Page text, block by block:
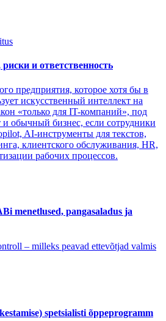
и ответственность
предприятия, которое хотя бы в
искусственный интеллект на
«только для IT-компаний», под
обычный бизнес, если сотрудники
AI-инструменты для текстов,
клиентского обслуживания, HR,
рабочих процессов.
menetlused, pangasaladus ja
– milleks peavad ettevõtjad valmis
spetsialisti õppeprogramm